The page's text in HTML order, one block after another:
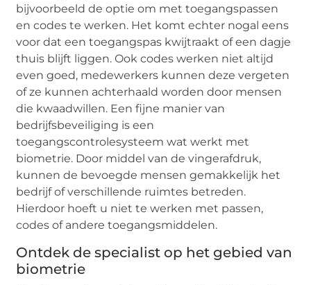
bijvoorbeeld de optie om met toegangspassen
en codes te werken. Het komt echter nogal eens
voor dat een toegangspas kwijtraakt of een dagje
thuis blijft liggen. Ook codes werken niet altijd
even goed, medewerkers kunnen deze vergeten
of ze kunnen achterhaald worden door mensen
die kwaadwillen. Een fijne manier van
bedrijfsbeveiliging is een
toegangscontrolesysteem wat werkt met
biometrie. Door middel van de vingerafdruk,
kunnen de bevoegde mensen gemakkelijk het
bedrijf of verschillende ruimtes betreden.
Hierdoor hoeft u niet te werken met passen,
codes of andere toegangsmiddelen.
Ontdek de specialist op het gebied van
biometrie